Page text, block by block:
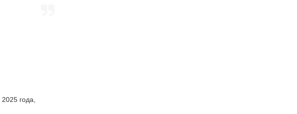
года,